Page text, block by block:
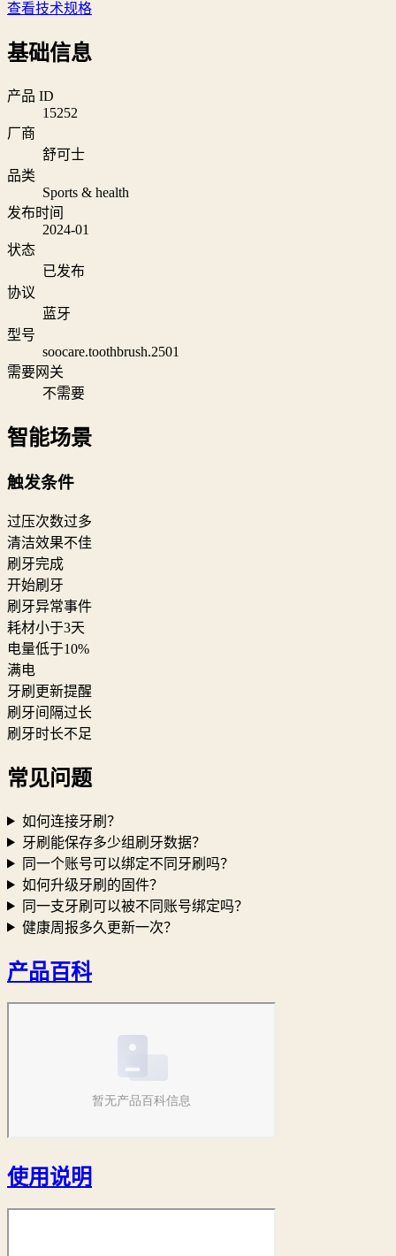
查看技术规格
基础信息
产品 ID
15252
厂商
舒可士
品类
Sports & health
发布时间
2024-01
状态
已发布
协议
蓝牙
型号
soocare.toothbrush.2501
需要网关
不需要
智能场景
触发条件
过压次数过多
清洁效果不佳
刷牙完成
开始刷牙
刷牙异常事件
耗材小于3天
电量低于10%
满电
牙刷更新提醒
刷牙间隔过长
刷牙时长不足
常见问题
如何连接牙刷？
牙刷能保存多少组刷牙数据？
同一个账号可以绑定不同牙刷吗？
如何升级牙刷的固件？
同一支牙刷可以被不同账号绑定吗？
健康周报多久更新一次？
产品百科
使用说明